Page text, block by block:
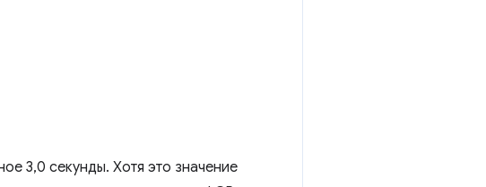
3,0 секунды. Хотя это значение